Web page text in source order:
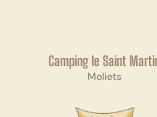
Camping le Saint
Moliets